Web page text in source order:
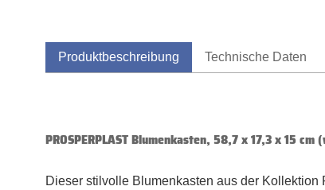
Produktbeschreibung Technische Daten
PROSPERPLAST Blumenkasten, 58,7 x 17,3 x 15 cm
Dieser stilvolle Blumenkasten aus der Kollektion